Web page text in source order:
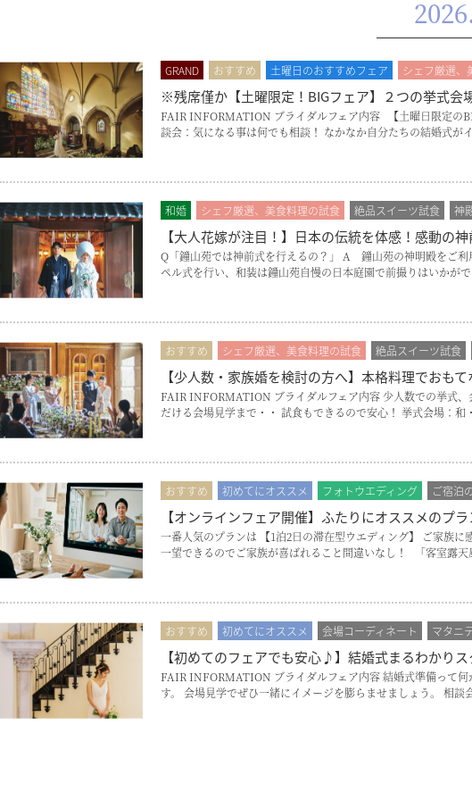
GRAND おすすめ 土曜日のおすすめフェア シェフ厳選、
見積り相談会
※残席僅か【土曜限定！BIGフェア】２つの挙式
FAIR INFORMATION ブライダルフェア内容 【土曜日限定の
談会：気になる事は何でも相談！ なかなか自分たちの結婚式
和婚 シェフ厳選、美食料理の試食 絶品スイーツ試食 神
【大人花嫁が注目！】日本の伝統を体感！感動の
Q「鐘山苑では神前式を行えるの？」 A 鐘山苑の神明殿をご
ペル式を行い、和装は鐘山苑自慢の日本庭園で前撮りはいかが
おすすめ シェフ厳選、美食料理の試食 絶品スイーツ試食
【少人数・家族婚を検討の方へ】本格料理でおも
FAIR INFORMATION ブライダルフェア内容 少人数での挙式
だける会場見学まで・・ 試食もできるので安心！ 挙式会場：
おすすめ 初めてにオススメ フォトウエディング ご宿泊
【オンラインフェア開催】ふたりにオススメのプ
一番人気のプランは 【1泊2日の滞在型ウエディング】 ご家族
一望できるのでご家族が喜ばれること間違いなし！ 「客室露天
おすすめ 初めてにオススメ 会場コーディネート マタニ
【初めてのフェアでも安心♪】結婚式まるわかりス
FAIR INFORMATION ブライダルフェア内容 結婚式準備って
す。 会場見学でぜひ一緒にイメージを膨らませましょう。 相